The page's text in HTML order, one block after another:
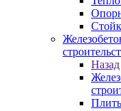
Назад